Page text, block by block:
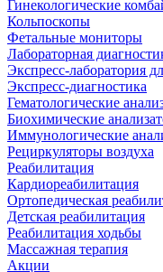
Гинекологические
Кольпоскопы
Фетальные мониторы
Лабораторная
Экспресс-лаборатория
Экспресс-диагностика
Гематологические
Биохимические
Иммунологические
Рециркуляторы воздуха
Реабилитация
Кардиореабилитация
Ортопедическая
Детская реабилитация
Реабилитация ходьбы
Массажная терапия
Акции